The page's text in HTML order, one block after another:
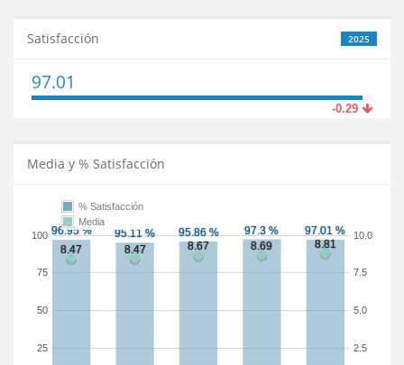
2025
Satisfacción
97.01
-0.29
Media y % Satisfacción
25
50
75
100
2.5
5.0
7.5
10.0
% Satisfacción
Media